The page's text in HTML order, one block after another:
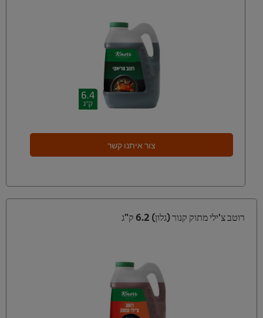
צור איתנו קשר
רוטב צ'ילי מתוק קנור (גלון) 6.2 ק"ג